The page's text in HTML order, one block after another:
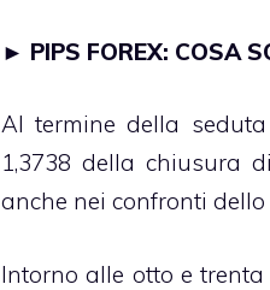
► PIPS FOREX: COSA
Al termine della
1,3738 della chiusura
anche nei confronti
Intorno alle otto e